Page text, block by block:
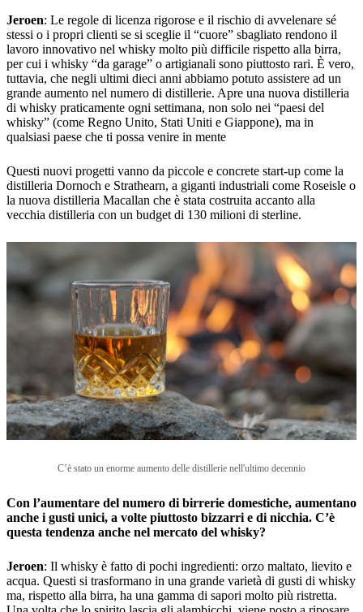
Jeroen: Le regole di licenza rigorose e il rischio di avvelenare sé
stessi o i propri clienti se si sceglie il “cuore” sbagliato rendono il
lavoro innovativo nel whisky molto più difficile rispetto alla birra,
per cui i whisky “da garage” o artigianali sono piuttosto rari. È vero,
tuttavia, che negli ultimi dieci anni abbiamo potuto assistere ad un
grande aumento nel numero di distillerie. Apre una nuova distilleria
di whisky praticamente ogni settimana, non solo nei “paesi del
whisky” (come Regno Unito, Stati Uniti e Giappone), ma in
qualsiasi paese che ti possa venire in mente
Questi nuovi progetti vanno da piccole e concrete start-up come la
distilleria Dornoch e Strathearn, a giganti industriali come Roseisle o
la nuova distilleria Macallan che è stata costruita accanto alla
vecchia distilleria con un budget di 130 milioni di sterline.
C’è stato un enorme aumento delle distillerie nell'ultimo decennio
Con l’aumentare del numero di birrerie domestiche, aumentano
anche i gusti unici, a volte piuttosto bizzarri e di nicchia. C’è
questa tendenza anche nel mercato del whisky?
Jeroen: Il whisky è fatto di pochi ingredienti: orzo maltato, lievito e
acqua. Questi si trasformano in una grande varietà di gusti di whisky
ma, rispetto alla birra, ha una gamma di sapori molto più ristretta.